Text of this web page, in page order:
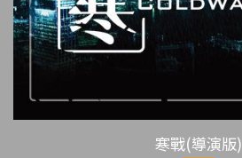
寒戰(導演版)